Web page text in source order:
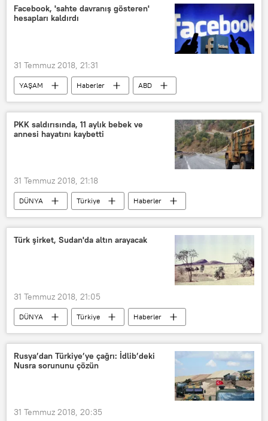
Kum fırtınası
Kaza
Facebook, 'sahte davranış gösteren'
hesapları kaldırdı
31 Temmuz 2018, 21:31
YAŞAM Haberler
ABD
Nathaniel Glecier
Facebook
PKK saldırısında, 11 aylık bebek ve
annesi hayatını kaybetti
31 Temmuz 2018, 21:18
DÜNYA Türkiye
Haberler
Hakkari
Yüksekova
Nurcan Karakaya
PKK
Türk şirket, Sudan'da altın arayacak
31 Temmuz 2018, 21:05
DÜNYA Türkiye
Haberler
TÜRKİYE
Sudan
Sudan Maden Bakanlığı
Altın
Rusya’dan Türkiye’ye çağrı: İdlib’deki
Nusra sorununu çözün
31 Temmuz 2018, 20:35